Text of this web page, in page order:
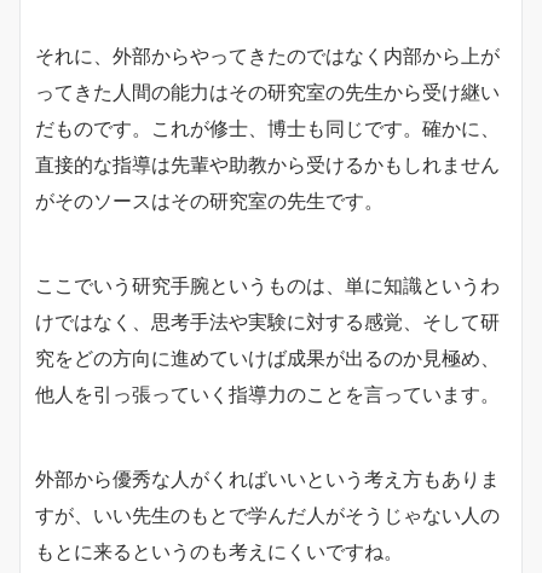
それに、外部からやってきたのではなく内部から上が
ってきた人間の能力はその研究室の先生から受け継い
だものです。これが修士、博士も同じです。確かに、
直接的な指導は先輩や助教から受けるかもしれません
がそのソースはその研究室の先生です。
ここでいう研究手腕というものは、単に知識というわ
けではなく、思考手法や実験に対する感覚、そして研
究をどの方向に進めていけば成果が出るのか見極め、
他人を引っ張っていく指導力のことを言っています。
外部から優秀な人がくればいいという考え方もありま
すが、いい先生のもとで学んだ人がそうじゃない人の
もとに来るというのも考えにくいですね。